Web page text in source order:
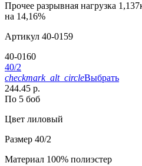
Прочее разрывная нагрузка
на 14,16%
Артикул 40-0159
40-0160
40/2
checkmark_alt_circleВыбрать
244.45 р.
По 5 боб
Цвет лиловый
Размер 40/2
Материал 100% полиэстер